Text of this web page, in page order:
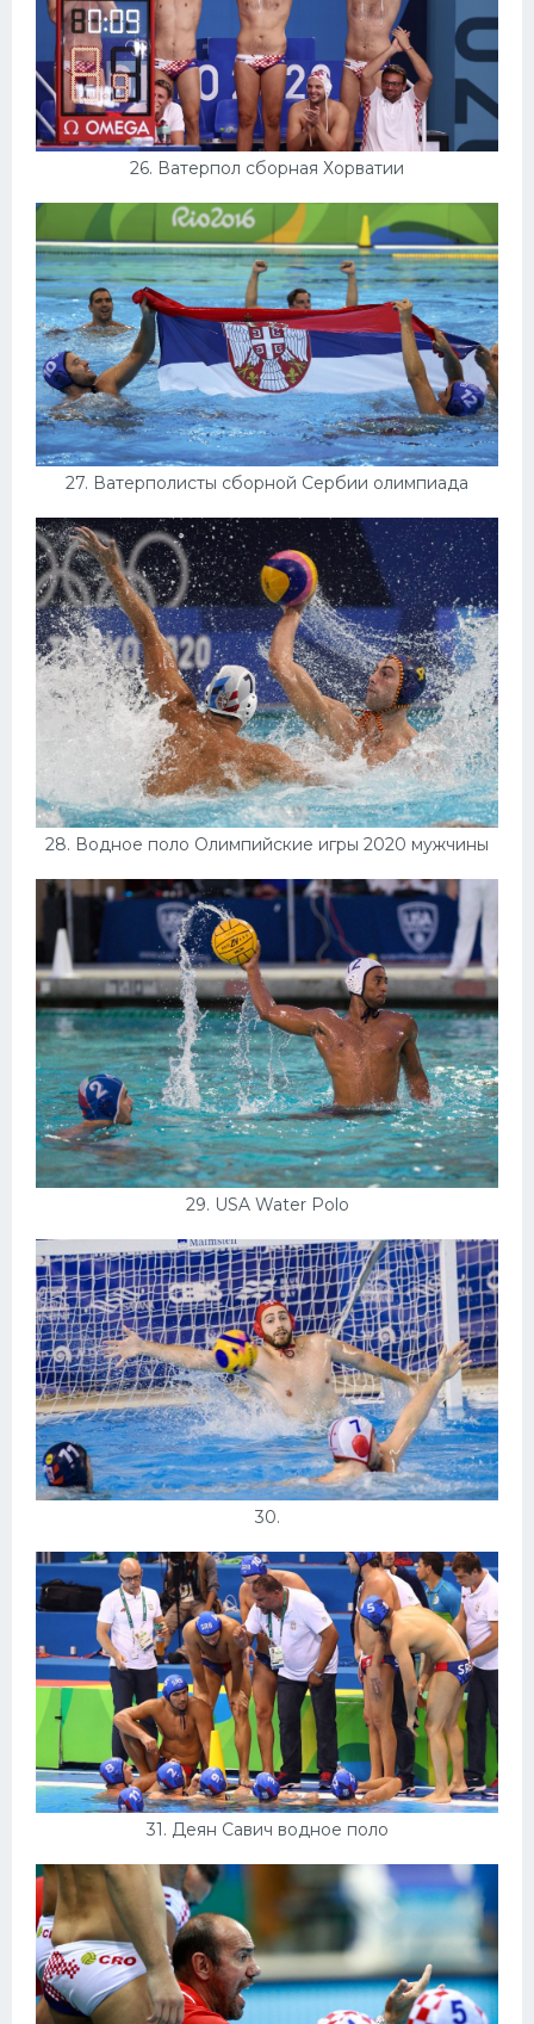
26. Ватерпол сборная Хорватии
27. Ватерполисты сборной Сербии олимпиада
28. Водное поло Олимпийские игры 2020 мужчины
29. USA Water Polo
30.
31. Деян Савич водное поло